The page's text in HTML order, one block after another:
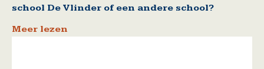
school De Vlinder of een andere school?
Meer lezen